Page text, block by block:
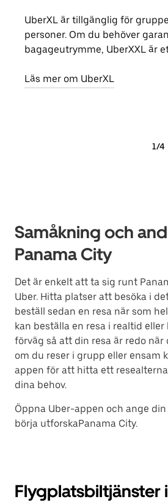
UberXL är tillgänglig för
personer. Om du behöver
bagageutrymme, UberXXL är
Läs mer om UberXL
1/4
Samåkning och
Panama City
Det är enkelt att ta sig runt
Uber. Hitta platser att besöka i
beställ sedan en resa när som
kan beställa en resa i realtid eller
förväg så att din resa är redo när
om du reser i grupp eller ensam
appen för att hitta ett
dina behov.
Öppna Uber-appen och ange
börja utforskaPanama City.
Flygplatsbiltjänster